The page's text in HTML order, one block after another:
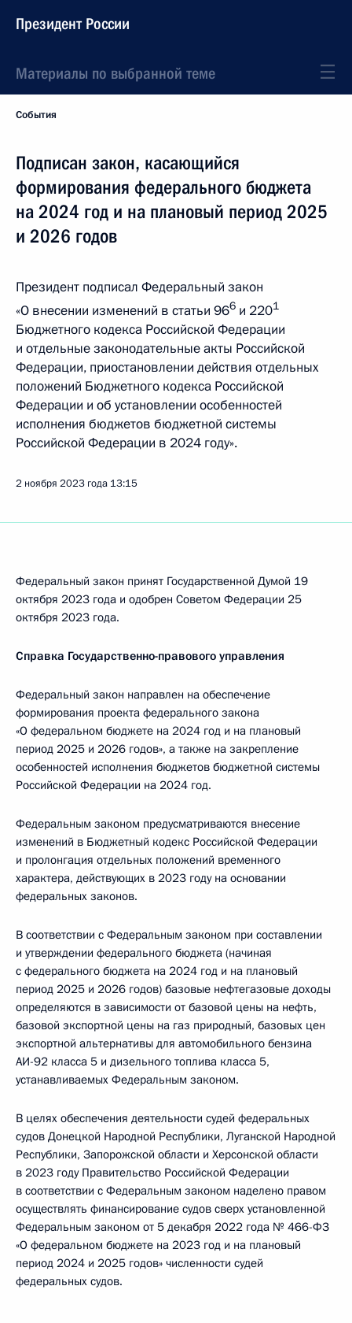
Президент России
Материалы по выбранной теме
События
Подписан закон, касающийся
формирования федерального бюджета
на 2024 год и на плановый период 2025
и 2026 годов
Президент подписал Федеральный закон
«О внесении изменений в статьи 966 и 2201
Бюджетного кодекса Российской Федерации
и отдельные законодательные акты Российской
Федерации, приостановлении действия отдельных
положений Бюджетного кодекса Российской
Федерации и об установлении особенностей
исполнения бюджетов бюджетной системы
Российской Федерации в 2024 году».
2 ноября 2023 года 13:15
Федеральный закон принят Государственной Думой 19
октября 2023 года и одобрен Советом Федерации 25
октября 2023 года.
Справка Государственно-правового управления
Федеральный закон направлен на обеспечение
формирования проекта федерального закона
«О федеральном бюджете на 2024 год и на плановый
период 2025 и 2026 годов», а также на закрепление
особенностей исполнения бюджетов бюджетной системы
Российской Федерации на 2024 год.
Федеральным законом предусматриваются внесение
изменений в Бюджетный кодекс Российской Федерации
и пролонгация отдельных положений временного
характера, действующих в 2023 году на основании
федеральных законов.
В соответствии с Федеральным законом при составлении
и утверждении федерального бюджета (начиная
с федерального бюджета на 2024 год и на плановый
период 2025 и 2026 годов) базовые нефтегазовые доходы
определяются в зависимости от базовой цены на нефть,
базовой экспортной цены на газ природный, базовых цен
экспортной альтернативы для автомобильного бензина
АИ-92 класса 5 и дизельного топлива класса 5,
устанавливаемых Федеральным законом.
В целях обеспечения деятельности судей федеральных
судов Донецкой Народной Республики, Луганской Народной
Республики, Запорожской области и Херсонской области
в 2023 году Правительство Российской Федерации
в соответствии с Федеральным законом наделено правом
осуществлять финансирование судов сверх установленной
Федеральным законом от 5 декабря 2022 года № 466-ФЗ
«О федеральном бюджете на 2023 год и на плановый
период 2024 и 2025 годов» численности судей
федеральных судов.